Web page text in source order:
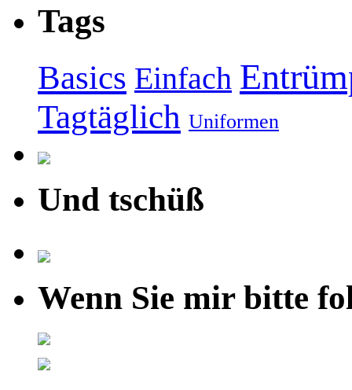
Tags
Basics Einfach
Tagtäglich Uniformen
Und tschüß
Wenn Sie mir bitte